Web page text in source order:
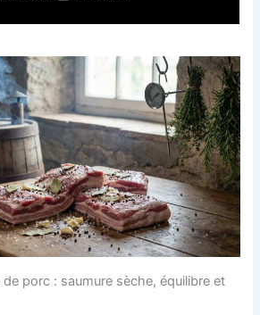
porc : saumure sèche, équilibre et